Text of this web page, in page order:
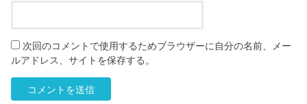
次回のコメントで使用するためブラウザーに自分の名前、メー
ルアドレス、サイトを保存する。